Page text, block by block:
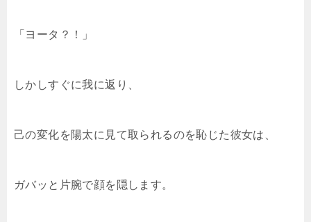
「ヨータ？！」
しかしすぐに我に返り、
己の変化を陽太に見て取られるのを恥じた彼女は、
ガバッと片腕で顔を隠します。